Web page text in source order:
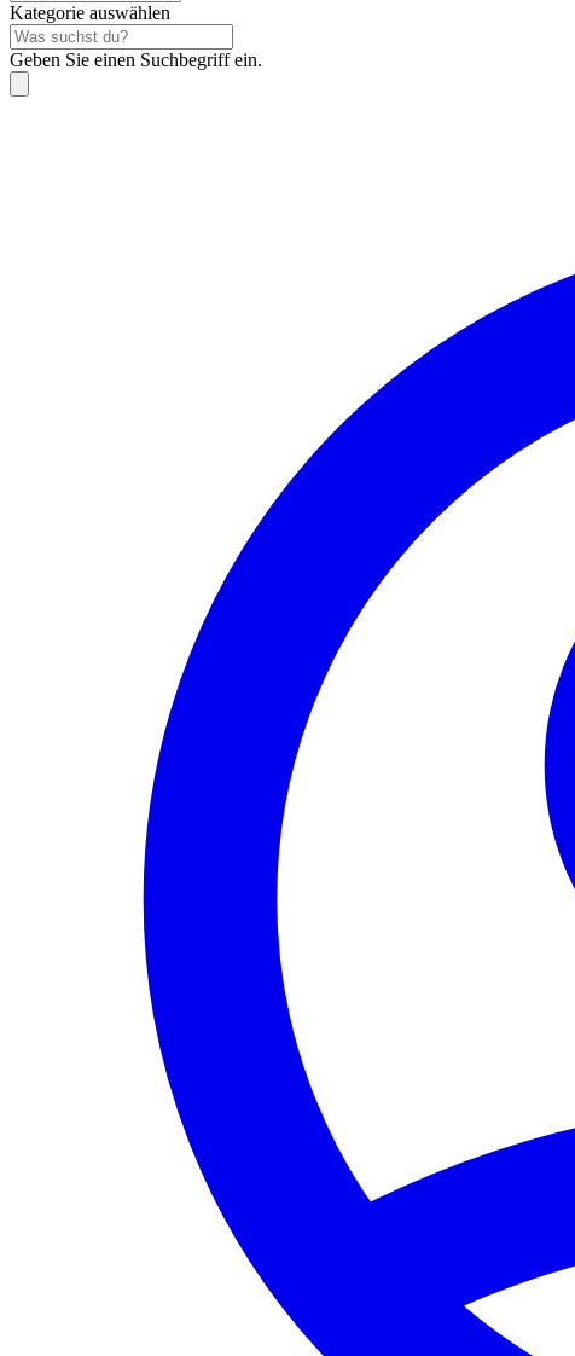
Kategorie auswählen
Geben Sie einen Suchbegriff ein.